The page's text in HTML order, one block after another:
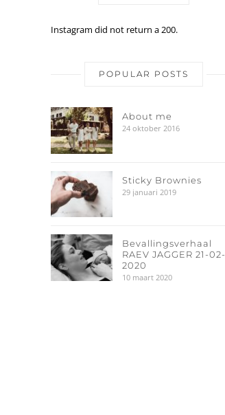
Instagram did not return a 200.
POPULAR POSTS
About me
24 oktober 2016
Sticky Brownies
29 januari 2019
Bevallingsverhaal
RAEV JAGGER 21-02-
2020
10 maart 2020